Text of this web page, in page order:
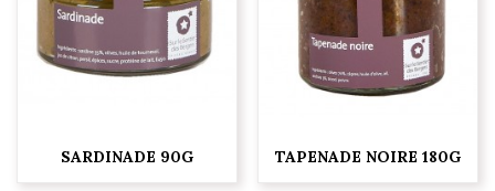
SARDINADE 90G TAPENADE NOIRE 180G